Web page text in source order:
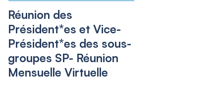
Réunion des
Président*es et Vice-
Président*es des sous-
groupes SP- Réunion
Mensuelle Virtuelle